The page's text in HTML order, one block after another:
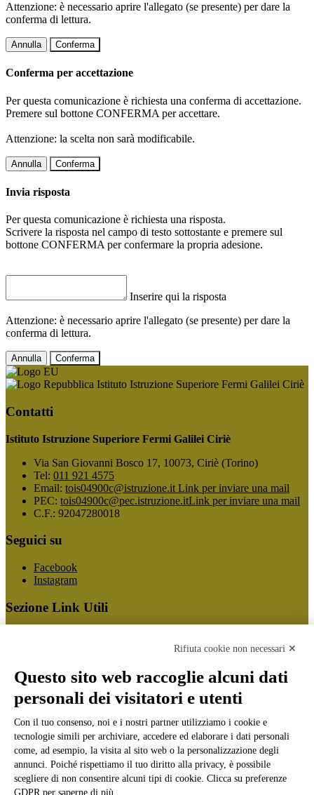
Attenzione: è necessario aprire l'allegato (se presente) per dare la
conferma di lettura.
Annulla Conferma
Conferma per accettazione
Per questa comunicazione è richiesta una conferma di accettazione.
Premere sul bottone CONFERMA per accettare.
Attenzione: la scelta non sarà modificabile.
Annulla Conferma
Invia risposta
Per questa comunicazione è richiesta una risposta.
Scrivere la risposta nel campo di testo sottostante e premere sul
bottone CONFERMA per confermare la propria adesione.
Inserire qui la risposta
Attenzione: è necessario aprire l'allegato (se presente) per dare la
conferma di lettura.
Annulla Conferma
Istituto Istruzione Superiore Fermi Galilei Ciriè
Contatti
Istituto Istruzione Superiore Fermi Galilei Ciriè
Via San Giovanni Bosco 17, 10073, Ciriè (Torino)
Tel: 011 921 4575
Email: tois04900c@istruzione.it Link per inviare una mail
PEC: tois04900c@pec.istruzione.itLink per inviare una mail
C.F.: 92047280018
Seguici su
Facebook
Instagram
Sezione Link Utili
Ufficio Relazioni con il Pubblico
Dichiarazione di accessibilità
Obiettivi di accessibilità
Gestione consensi cookie
Amministrazione trasparente
Pagina visualizzata
877653volte
Sezione Copyright
Rifiuta cookie non necessari ✕
Questo sito web raccoglie alcuni dati
personali dei visitatori e utenti
Con il tuo consenso, noi e i nostri partner utilizziamo i cookie e
tecnologie simili per archiviare, accedere ed elaborare i dati personali
come, ad esempio, la visita al sito web o la personalizzazione degli
annunci. Poiché rispettiamo il tuo diritto alla privacy, è possibile
scegliere di non consentire alcuni tipi di cookie. Clicca su preferenze
GDPR per saperne di più.